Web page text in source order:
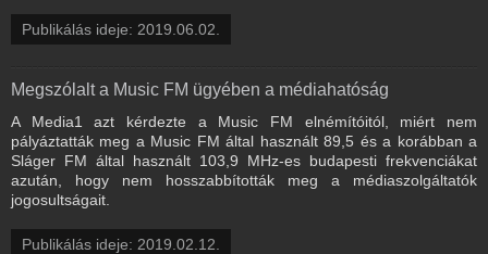
Publikálás ideje: 2019.06.02.
Megszólalt a Music FM ügyében a médiahatóság
A Media1 azt kérdezte a Music FM elnémítóitól, miért nem
pályáztatták meg a Music FM által használt 89,5 és a korábban a
Sláger FM által használt 103,9 MHz-es budapesti frekvenciákat
azután, hogy nem hosszabbították meg a médiaszolgáltatók
jogosultságait.
Publikálás ideje: 2019.02.12.